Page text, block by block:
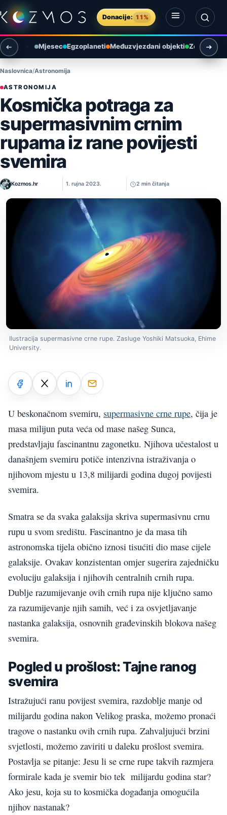
Preskoči na sadržaj
Donacije: 11%
Otvori izbornik
Otvori pretragu
Mjesec Egzoplaneti Međuzvjezdani objekti Zemlja i
Naslovnica Astronomija
ASTRONOMIJA
Kosmička potraga za
supermasivnim crnim
rupama iz rane povijesti
svemira
Kozmos.hr 1. rujna 2023. 2 min čitanja
Ilustracija supermasivne crne rupe. Zasluge Yoshiki Matsuoka, Ehime
University.
U beskonačnom svemiru, supermasivne crne rupe, čija je
masa milijun puta veća od mase našeg Sunca,
predstavljaju fascinantnu zagonetku. Njihova učestalost u
današnjem svemiru potiče intenzivna istraživanja o
njihovom mjestu u 13,8 milijardi godina dugoj povijesti
svemira.
Smatra se da svaka galaksija skriva supermasivnu crnu
rupu u svom središtu. Fascinantno je da masa tih
astronomska tijela obično iznosi tisućiti dio mase cijele
galaksije. Ovakav konzistentan omjer sugerira zajedničku
evoluciju galaksija i njihovih centralnih crnih rupa.
Dublje razumijevanje ovih crnih rupa nije ključno samo
za razumijevanje njih samih, već i za osvjetljavanje
nastanka galaksija, osnovnih građevinskih blokova našeg
svemira.
Pogled u prošlost: Tajne ranog
svemira
Istražujući ranu povijest svemira, razdoblje manje od
milijardu godina nakon Velikog praska, možemo pronaći
tragove o nastanku ovih crnih rupa. Zahvaljujući brzini
svjetlosti, možemo zaviriti u daleku prošlost svemira.
Postavlja se pitanje: Jesu li se crne rupe takvih razmjera
formirale kada je svemir bio tek milijardu godina star?
Ako jesu, koja su to kosmička događanja omogućila
njihov nastanak?